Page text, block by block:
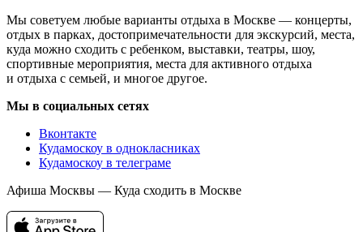
Мы советуем любые варианты отдыха в Москве — концерты,
отдых в парках, достопримечательности для экскурсий, места,
куда можно сходить с ребенком, выставки, театры, шоу,
спортивные мероприятия, места для активного отдыха
и отдыха с семьей, и многое другое.
Мы в социальных сетях
Вконтакте
Кудамоскоу в однокласниках
Кудамоскоу в телеграме
Афиша Москвы — Куда сходить в Москве